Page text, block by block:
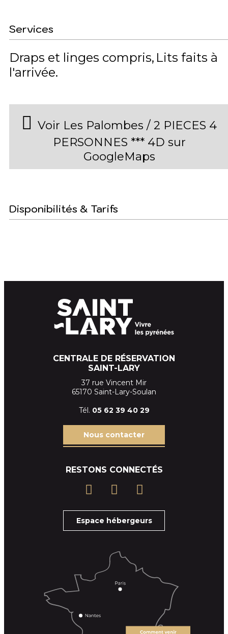
Services
Draps et linges compris Lits faits à
l'arrivée
Voir Les Palombes / 2 PIECES 4
PERSONNES *** 4D sur
GoogleMaps
Disponibilités & Tarifs
CENTRALE DE RÉSERVATION
SAINT-LARY
37 rue Vincent Mir
65170 Saint-Lary-Soulan
Tél. 05 62 39 40 29
Nous contacter
RESTONS CONNECTÉS
Espace hébergeurs